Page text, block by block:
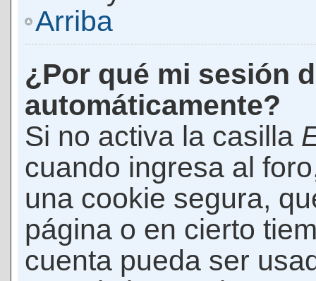
Arriba
¿Por qué mi sesión
automáticamente?
Si no activa la casilla
cuando ingresa al
una cookie segura,
página o en cierto
cuenta pueda ser